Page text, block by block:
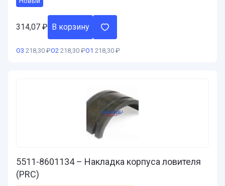
314,07 ₽ В корзину
О3 218,30 ₽О2 218,30 ₽О1 218,30 ₽
5511-8601134 – Накладка корпуса ловителя
(PRC)